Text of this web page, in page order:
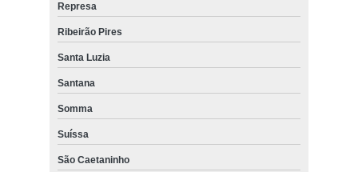
Represa
Ribeirão Pires
Santa Luzia
Santana
Somma
Suíssa
São Caetaninho